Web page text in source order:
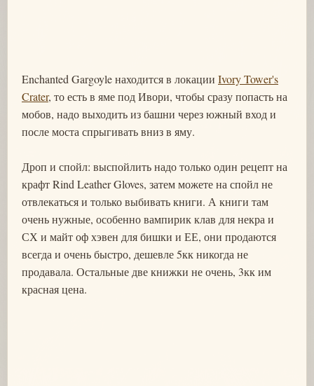
Enchanted Gargoyle находится в локации Ivory Tower's
Crater, то есть в яме под Ивори, чтобы сразу попасть на
мобов, надо выходить из башни через южный вход и
после моста спрыгивать вниз в яму.
Дроп и спойл: выспойлить надо только один рецепт на
крафт Rind Leather Gloves, затем можете на спойл не
отвлекаться и только выбивать книги. А книги там
очень нужные, особенно вампирик клав для некра и
СХ и майт оф хэвен для бишки и ЕЕ, они продаются
всегда и очень быстро, дешевле 5кк никогда не
продавала. Остальные две книжки не очень, 3кк им
красная цена.